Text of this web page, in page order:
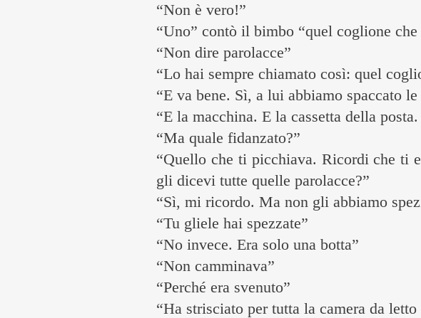
“Non è vero!”
“Uno” contò il bimbo “quel coglione
“Non dire parolacce”
“Lo hai sempre chiamato così: quel
“E va bene. Sì, a lui abbiamo spaccato le
“E la macchina. E la cassetta della
“Ma quale fidanzato?”
“Quello che ti picchiava. Ricordi che ti
gli dicevi tutte quelle parolacce?”
“Sì, mi ricordo. Ma non gli abbiamo
“Tu gliele hai spezzate”
“No invece. Era solo una botta”
“Non camminava”
“Perché era svenuto”
“Ha strisciato per tutta la camera da